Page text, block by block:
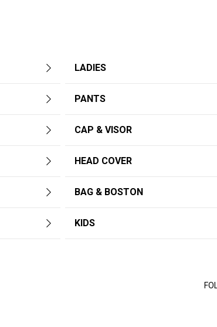
LADIES
PANTS
CAP & VISOR
HEAD COVER
BAG & BOSTON
KIDS